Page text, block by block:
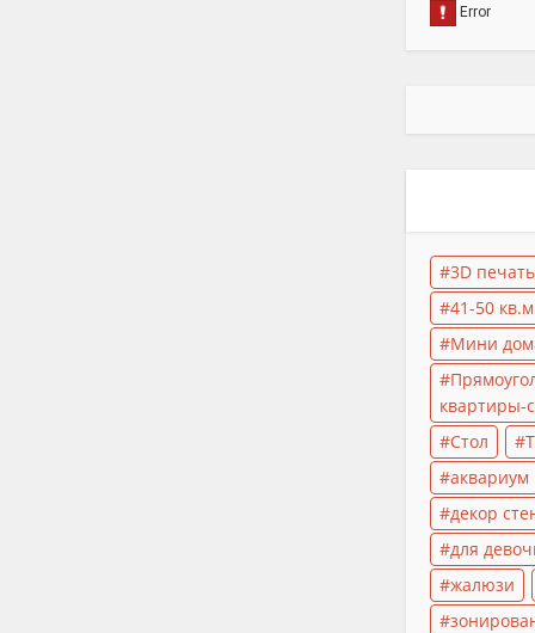
3D печать
41-50
Мини
квартиры-
Стол
аквариум
декор
для
жалюзи